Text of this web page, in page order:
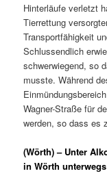
Hinterläufe verletzt
Tierrettung
Transportfähigkeit
Schlussendlich
schwerwiegend, so
musste. Während
Wagner-Straße für
werden, so dass es
(Wörth) – Unter
in Wörth unterwegs